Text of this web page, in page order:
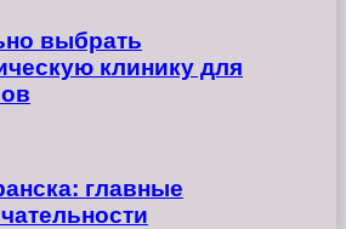
выбрать
клинику для
главные